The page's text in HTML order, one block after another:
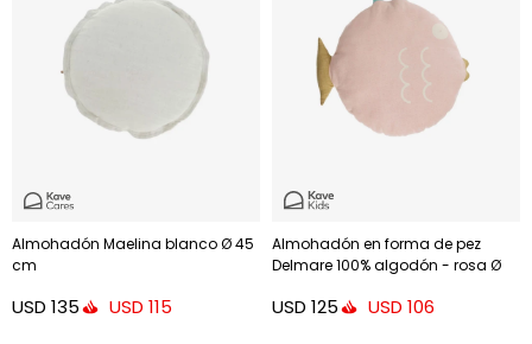
Almohadón Maelina blanco Ø 45
cm
USD 135 USD 115
Almohadón en forma de pez
Delmare 100% algodón - rosa Ø
USD 125 USD 106